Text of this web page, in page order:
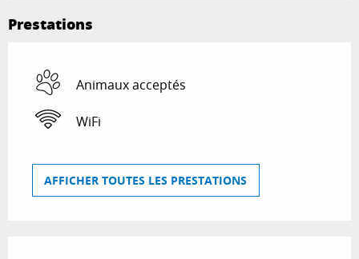
Prestations
Animaux acceptés
WiFi
AFFICHER TOUTES LES PRESTATIONS